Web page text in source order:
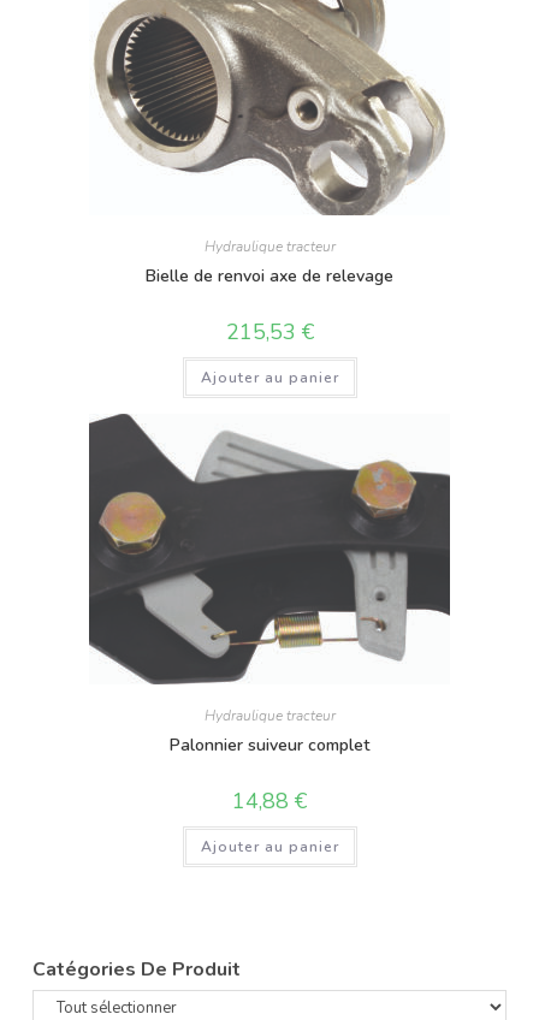
Hydraulique tracteur
Bielle de renvoi axe de relevage
215,53 €
Ajouter au panier
Hydraulique tracteur
Palonnier suiveur complet
14,88 €
Ajouter au panier
Catégories De Produit